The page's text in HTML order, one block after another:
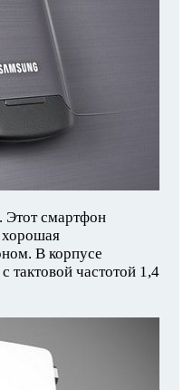
Этот смартфон
хорошая
В корпусе
тактовой частотой 1,4